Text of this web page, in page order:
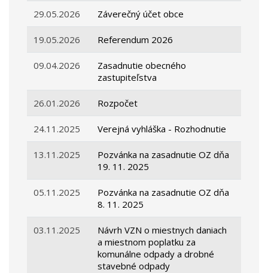
29.05.2026 Záverečný účet obce
19.05.2026 Referendum 2026
09.04.2026
Zasadnutie obecného
zastupiteľstva
26.01.2026 Rozpočet
24.11.2025 Verejná vyhláška - Rozhodnutie
13.11.2025
Pozvánka na zasadnutie OZ dňa
19. 11. 2025
05.11.2025
Pozvánka na zasadnutie OZ dňa
8. 11. 2025
03.11.2025
Návrh VZN o miestnych daniach
a miestnom poplatku za
komunálne odpady a drobné
stavebné odpady